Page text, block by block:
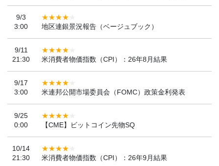
9/3
3:00
地区連銀景況報告（ベージュブック）
9/11
21:30
米消費者物価指数（CPI）：26年8月結果
9/17
3:00
米連邦公開市場委員会（FOMC）政策金利発表
9/25
0:00
【CME】ビットコイン先物SQ
10/14
21:30
米消費者物価指数（CPI）：26年9月結果